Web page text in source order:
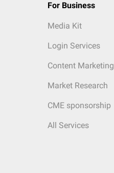
For Business
Media Kit
Login Services
Content Marketing
Market Research
CME sponsorship
All Services